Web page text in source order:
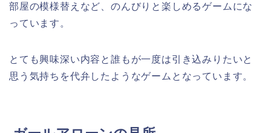
部屋の模様替えなど、のんびりと楽しめるゲームにな
っています。
とても興味深い内容と誰もが一度は引き込みりたいと
思う気持ちを代弁したようなゲームとなっています。